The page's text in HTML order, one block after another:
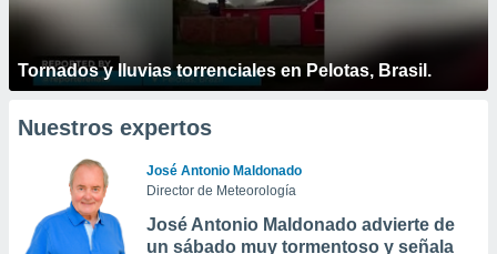
Tornados y lluvias torrenciales en Pelotas, Brasil.
Nuestros expertos
José Antonio Maldonado
Director de Meteorología
José Antonio Maldonado advierte de
un sábado muy tormentoso y señala